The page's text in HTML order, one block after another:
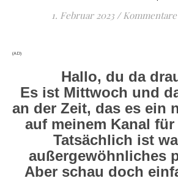
1. Februar 2023 /
(AD)
Hallo, du da
Es ist Mittwoch und
an der Zeit, das es ein
auf meinem Kanal
Tatsächlich ist
außergewöhnliches
Aber schau doch